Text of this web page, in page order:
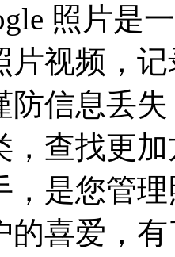
照片是一
片视频，
防信息丢
，查找更
，是您管
的喜爱，